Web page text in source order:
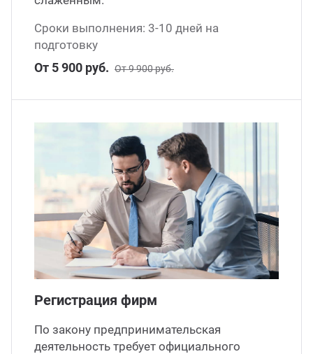
Сроки выполнения: 3-10 дней на
подготовку
От 5 900 руб. От 9 900 руб.
Регистрация фирм
По закону предпринимательская
деятельность требует официального